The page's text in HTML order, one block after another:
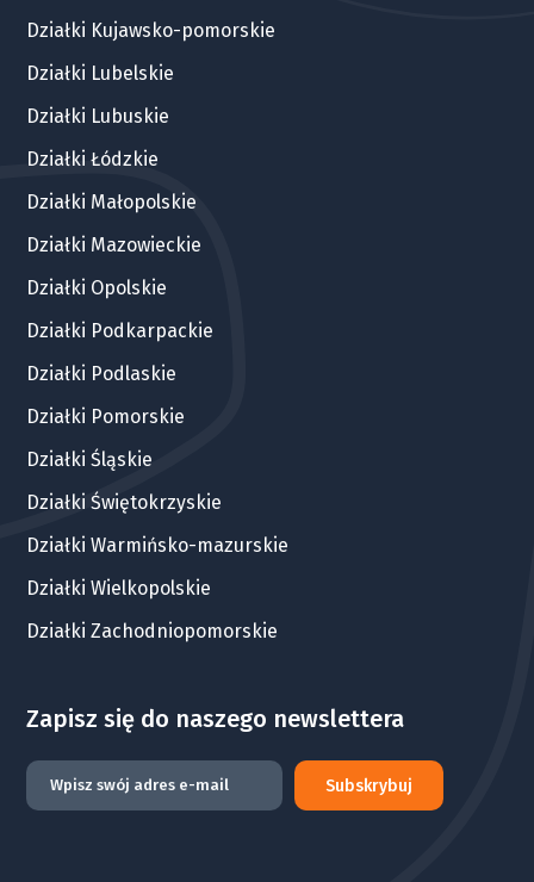
Działki Kujawsko-pomorskie
Działki Lubelskie
Działki Lubuskie
Działki Łódzkie
Działki Małopolskie
Działki Mazowieckie
Działki Opolskie
Działki Podkarpackie
Działki Podlaskie
Działki Pomorskie
Działki Śląskie
Działki Świętokrzyskie
Działki Warmińsko-mazurskie
Działki Wielkopolskie
Działki Zachodniopomorskie
Zapisz się do naszego newslettera
Subskrybuj